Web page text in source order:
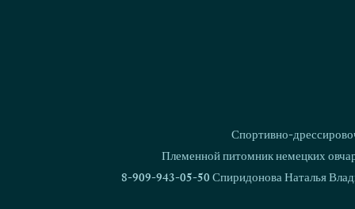
Спортивно-
Племенной питомник немецких
8-909-943-05-50 Спиридонова Наталья